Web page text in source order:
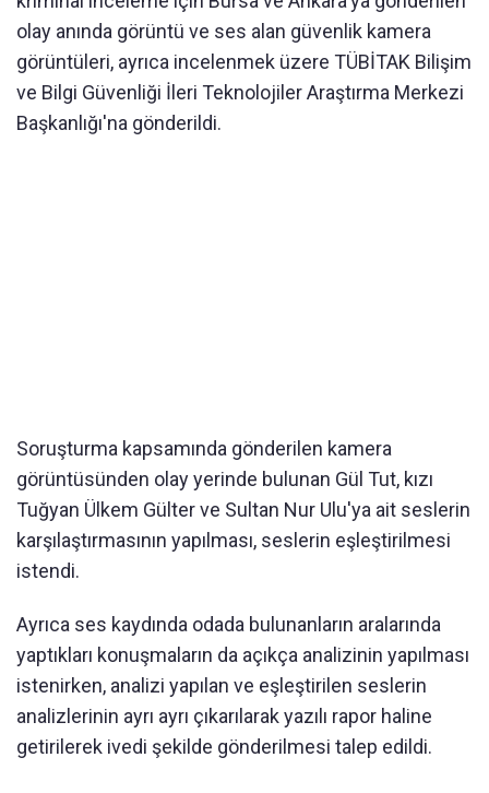
olay anında görüntü ve ses alan güvenlik kamera
görüntüleri, ayrıca incelenmek üzere TÜBİTAK Bilişim
ve Bilgi Güvenliği İleri Teknolojiler Araştırma Merkezi
Başkanlığı'na gönderildi.
Soruşturma kapsamında gönderilen kamera
görüntüsünden olay yerinde bulunan Gül Tut, kızı
Tuğyan Ülkem Gülter ve Sultan Nur Ulu'ya ait seslerin
karşılaştırmasının yapılması, seslerin eşleştirilmesi
istendi.
Ayrıca ses kaydında odada bulunanların aralarında
yaptıkları konuşmaların da açıkça analizinin yapılması
istenirken, analizi yapılan ve eşleştirilen seslerin
analizlerinin ayrı ayrı çıkarılarak yazılı rapor haline
getirilerek ivedi şekilde gönderilmesi talep edildi.